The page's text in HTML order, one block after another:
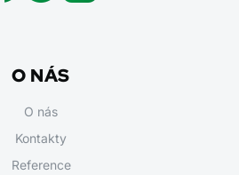
O NÁS
O nás
Kontakty
Reference